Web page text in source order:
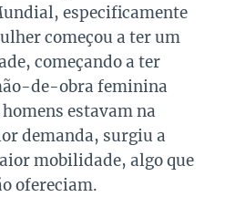
especificamente
começou a ter um
começando a ter
de-obra feminina
estavam na
demanda, surgiu a
mobilidade, algo que
ofereciam.